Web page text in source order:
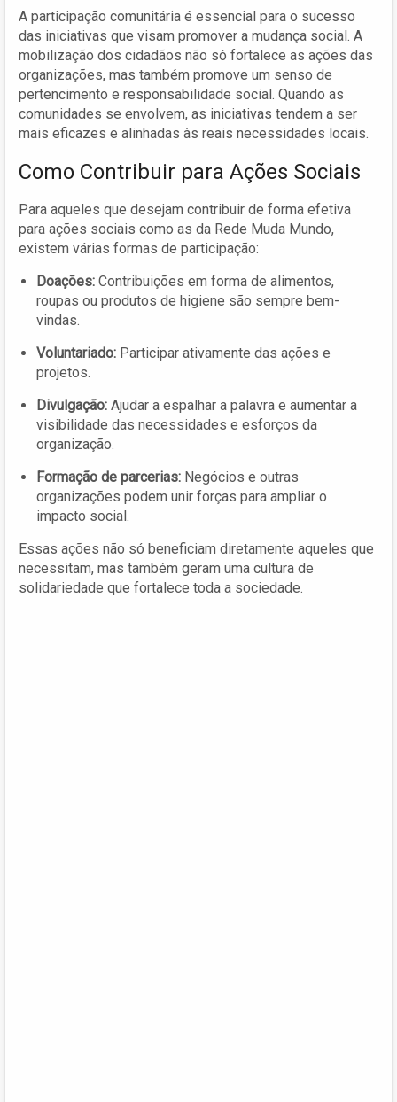
A participação comunitária é essencial para o sucesso
das iniciativas que visam promover a mudança social. A
mobilização dos cidadãos não só fortalece as ações das
organizações, mas também promove um senso de
pertencimento e responsabilidade social. Quando as
comunidades se envolvem, as iniciativas tendem a ser
mais eficazes e alinhadas às reais necessidades locais.
Como Contribuir para Ações Sociais
Para aqueles que desejam contribuir de forma efetiva
para ações sociais como as da Rede Muda Mundo,
existem várias formas de participação:
Doações: Contribuições em forma de alimentos,
roupas ou produtos de higiene são sempre bem-
vindas.
Voluntariado: Participar ativamente das ações e
projetos.
Divulgação: Ajudar a espalhar a palavra e aumentar a
visibilidade das necessidades e esforços da
organização.
Formação de parcerias: Negócios e outras
organizações podem unir forças para ampliar o
impacto social.
Essas ações não só beneficiam diretamente aqueles que
necessitam, mas também geram uma cultura de
solidariedade que fortalece toda a sociedade.